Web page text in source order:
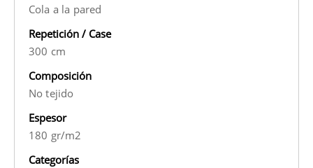
Cola a la pared
Repetición / Case
300 cm
Composición
No tejido
Espesor
180 gr/m2
Categorías